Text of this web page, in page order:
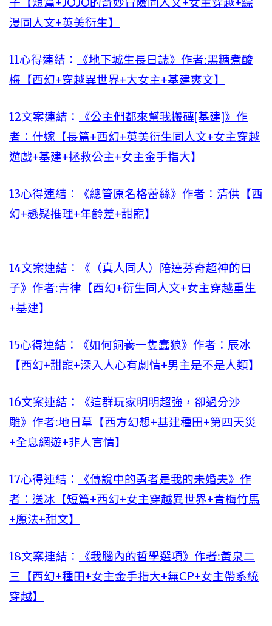
漫同人文+英美衍生】
11心得連結：
《地下城生長日誌》作者:黑糖煮酸
梅【西幻+穿越異世界+大女主+基建爽文】
12文案連結：
《公主們都來幫我搬磚[基建]》作
者：什嫁【長篇+西幻+英美衍生同人文+女主穿越
遊戲+基建+拯救公主+女主金手指大】
13心得連結：
《總管原名格蕾絲》作者：清供【西
幻+懸疑推理+年齡差+甜寵】
14文案連結：
《（真人同人）陪達芬奇超神的日
子》作者:青律【西幻+衍生同人文+女主穿越重生
+基建】
15心得連結：
《如何飼養一隻蠢狼》作者：辰冰
【西幻+甜寵+深入人心有劇情+男主是不是人類】
16文案連結：
《這群玩家明明超強，卻過分沙
雕》作者:地日草【西方幻想+基建種田+第四天災
+全息網遊+非人言情】
17心得連結：
《傳說中的勇者是我的未婚夫》作
者：送冰【短篇+西幻+女主穿越異世界+青梅竹馬
+魔法+甜文】
18文案連結：
《我腦內的哲學選項》作者:黃泉二
三【西幻+種田+女主金手指大+無CP+女主帶系統
穿越】